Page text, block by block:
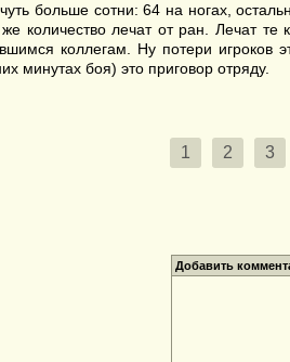
больше сотни: 64 на ногах,
количество лечат от ран. Лечат
коллегам. Ну потери игроков
минутах боя) это приговор отряду.
1 2 3
Добавить